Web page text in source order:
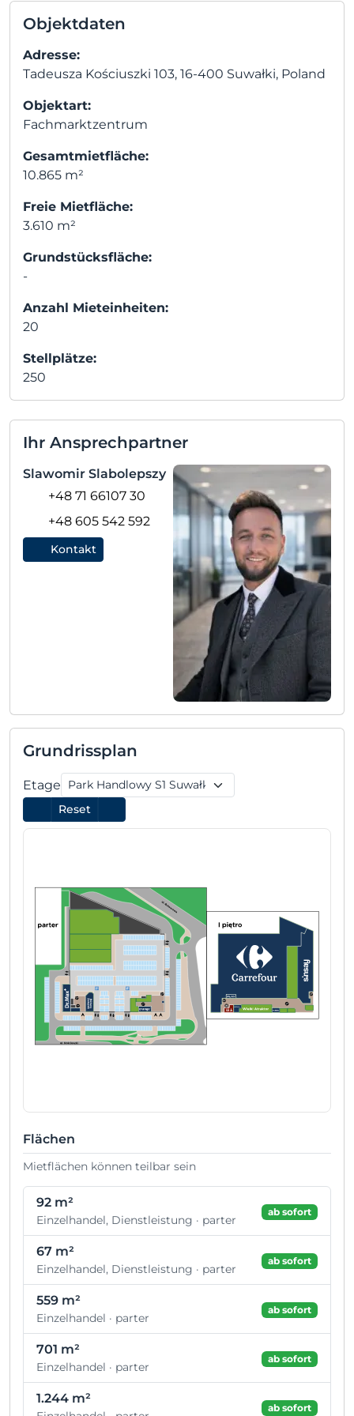
Objektdaten
Adresse:
Tadeusza Kościuszki 103, 16-400 Suwałki, Poland
Objektart:
Fachmarktzentrum
Gesamtmietfläche:
10.865 m²
Freie Mietfläche:
3.610 m²
Grundstücksfläche:
-
Anzahl Mieteinheiten:
20
Stellplätze:
250
Ihr Ansprechpartner
Slawomir Slabolepszy
+48 71 66107 30
+48 605 542 592
Kontakt
Grundrissplan
Etage
Reset
ACTIWA
Flächen
Mietflächen können teilbar sein
92 m²
Einzelhandel, Dienstleistung · parter
ab sofort
67 m²
Einzelhandel, Dienstleistung · parter
ab sofort
559 m²
Einzelhandel · parter
ab sofort
701 m²
Einzelhandel · parter
ab sofort
1.244 m²
ab sofort